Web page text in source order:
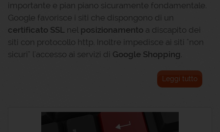
importante e pian piano sicuramente fondamentale.
Google favorisce i siti che dispongono di un
certificato SSL nel posizionamento a discapito dei
siti con protocollo http. Inoltre impedisce ai siti "non
sicuri" l'accesso ai servizi di Google Shopping.
Leggi tutto